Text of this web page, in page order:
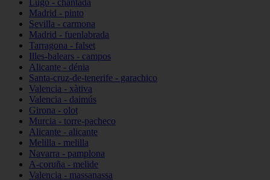
Lugo - chantada
Madrid - pinto
Sevilla - carmona
Madrid - fuenlabrada
Tarragona - falset
Illes-balears - campos
Alicante - dénia
Santa-cruz-de-tenerife - garachico
Valencia - xàtiva
Valencia - daimús
Girona - olot
Murcia - torre-pacheco
Alicante - alicante
Melilla - melilla
Navarra - pamplona
A-coruña - melide
Valencia - massanassa